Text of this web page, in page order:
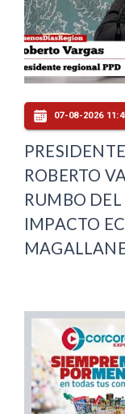
07-08-2026
ROBERTO
RUMBO DEL
IMPACTO